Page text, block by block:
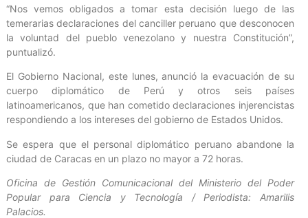
“Nos vemos obligados a tomar esta decisión luego de las
temerarias declaraciones del canciller peruano que desconocen
la voluntad del pueblo venezolano y nuestra Constitución”,
puntualizó.
El Gobierno Nacional, este lunes, anunció la evacuación de su
cuerpo diplomático de Perú y otros seis países
latinoamericanos, que han cometido declaraciones injerencistas
respondiendo a los intereses del gobierno de Estados Unidos.
Se espera que el personal diplomático peruano abandone la
ciudad de Caracas en un plazo no mayor a 72 horas.
Oficina de Gestión Comunicacional del Ministerio del Poder
Popular para Ciencia y Tecnología / Periodista: Amarilis
Palacios.